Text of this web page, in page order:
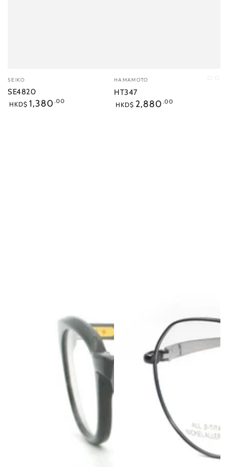
小
販：
SEIKO
SE4820
正
HKD$ 1,380 .00
小
販：
HAMAMOTO C1C2
HT347
正
HKD$ 2,880 .00